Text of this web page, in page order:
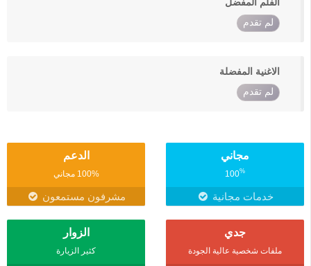
لم تقدم
الاغنية المفضلة
لم تقدم
مجاني
100%
خدمات مجانية
الدعم
100% مجاني
مشرفون مستمعون
جدي
ملفات شخصية عالية الجودة
الزوار
كثير الزيارة